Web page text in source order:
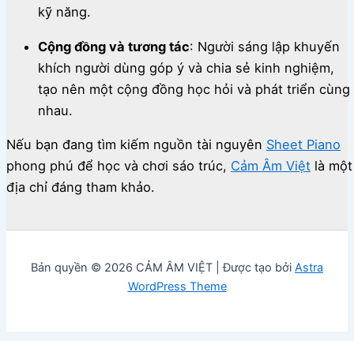
kỹ năng.
Cộng đồng và tương tác: Người sáng lập khuyến
khích người dùng góp ý và chia sẻ kinh nghiệm,
tạo nên một cộng đồng học hỏi và phát triển cùng
nhau.
Nếu bạn đang tìm kiếm nguồn tài nguyên Sheet Piano
phong phú để học và chơi sáo trúc, Cảm Âm Việt là một
địa chỉ đáng tham khảo.
Bản quyền © 2026 CẢM ÂM VIỆT | Được tạo bởi Astra
WordPress Theme